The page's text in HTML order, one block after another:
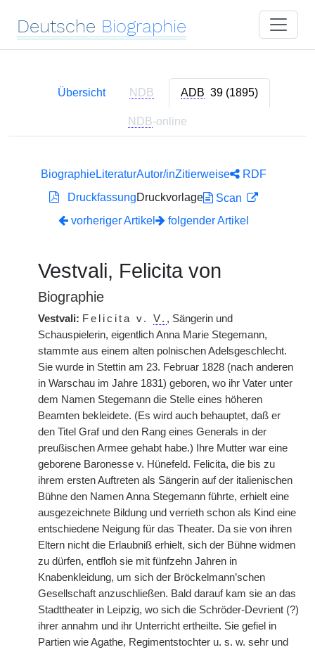
Deutsche Biographie
Übersicht NDB ADB 39 (1895)
NDB-online
BiographieLiteraturAutor/inZitierweise
RDF
DruckfassungDruckvorlage
Scan
vorheriger Artikel
folgender Artikel
Vestvali, Felicita von
Biographie
Vestvali: Felicita v. V. , Sängerin und
Schauspielerin, eigentlich Anna Marie Stegemann,
stammte aus einem alten polnischen Adelsgeschlecht.
Sie wurde in Stettin am 23. Februar 1828 (nach anderen
in Warschau im Jahre 1831) geboren, wo ihr Vater unter
dem Namen Stegemann die Stelle eines höheren
Beamten bekleidete. (Es wird auch behauptet, daß er
den Titel Graf und den Rang eines Generals in der
preußischen Armee gehabt habe.) Ihre Mutter war eine
geborene Baronesse v. Hünefeld. Felicita, die bis zu
ihrem ersten Auftreten als Sängerin auf der italienischen
Bühne den Namen Anna Stegemann führte, erhielt eine
ausgezeichnete Bildung und verrieth schon als Kind eine
entschiedene Neigung für das Theater. Da sie von ihren
Eltern nicht die Erlaubniß erhielt, sich der Bühne widmen
zu dürfen, entfloh sie mit fünfzehn Jahren in
Knabenkleidung, um sich der Bröckelmann’schen
Gesellschaft anzuschließen. Bald darauf kam sie an das
Stadttheater in Leipzig, wo sich die Schröder-Devrient (?)
ihrer annahm und ihr Unterricht ertheilte. Sie gefiel in
Partien wie Agathe, Regimentstochter u. s. w. sehr und